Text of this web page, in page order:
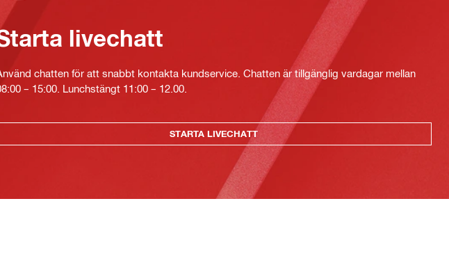
livechatt
chatten för att snabbt kontakta kundservice. Chatten är tillgänglig vardagar mellan
– 15:00. Lunchstängt 11:00 – 12.00.
STARTA LIVECHATT